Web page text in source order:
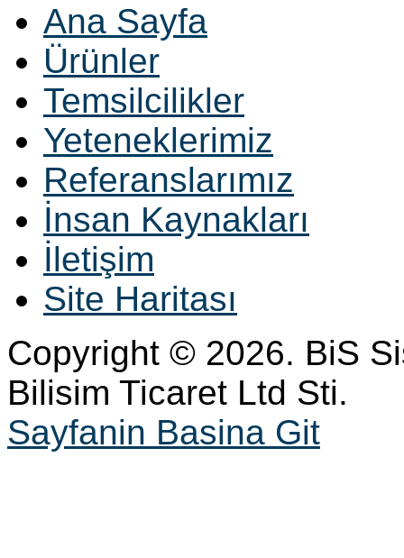
Ana Sayfa
Ürünler
Temsilcilikler
Yeteneklerimiz
Referanslarımız
İnsan Kaynakları
İletişim
Site Haritası
Copyright © 2026. BiS
Bilisim Ticaret Ltd Sti.
Sayfanin Basina Git